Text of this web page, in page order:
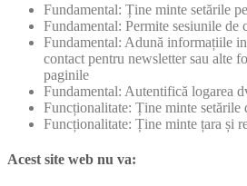
Fundamental: Ține minte setările
Fundamental: Permite sesiunile de
Fundamental: Adună informațiile
contact pentru newsletter sau alte
paginile
Fundamental: Autentifică logarea
Funcționalitate: Ține minte setările
Funcționalitate: Ține minte țara și
Acest site web nu va: